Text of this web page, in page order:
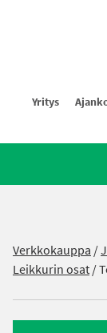
Yritys
Verkkokauppa /
Leikkurin osat/